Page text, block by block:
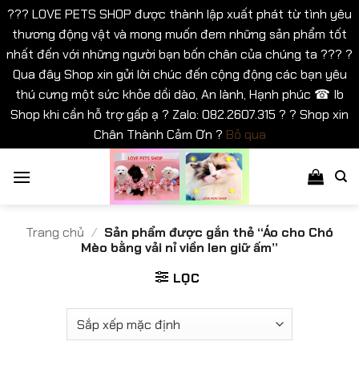
??? LOVE PETS SHOP được thành lập xuất phát từ tình yêu
thương động vật và mong muốn đem những sản phẩm tốt
nhất đến với những người bạn bốn chân của chúng ta ??? ?
Qua đây Shop xin gửi lời chúc đến cộng động các bạn yêu
thú cưng một sức khỏe dồi dào, An lành, Hạnh phúc ☎ Ib
Shop khi cần hỗ trợ gấp ạ ? Zalo: 082.2607.315 ? ? Shop xin
Chân Thành Cảm Ơn ? Bỏ qua
qua
Trang chủ / Sản phẩm được gắn thẻ “Áo cho Chó
Mèo bằng vải nỉ viền len giữ ấm”
LỌC